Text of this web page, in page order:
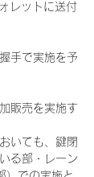
レットに送付
手で実施を予
販売を実施す
いても、鍵閉
る部・レーン